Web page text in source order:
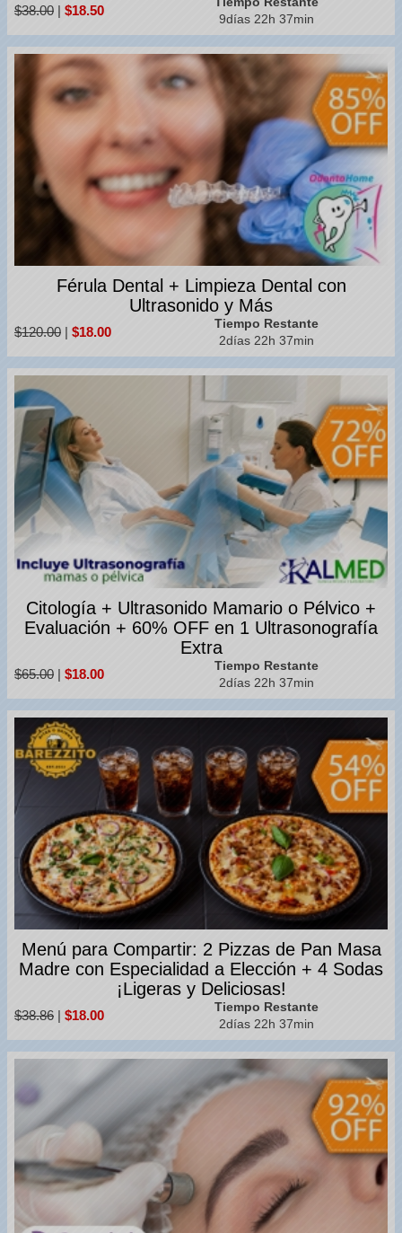
$38.00 | $18.50
9días 22h 37min
Férula Dental + Limpieza Dental con
Ultrasonido y Más
$120.00 | $18.00
Tiempo Restante
2días 22h 37min
Citología + Ultrasonido Mamario o Pélvico +
Evaluación + 60% OFF en 1 Ultrasonografía
Extra
$65.00 | $18.00
Tiempo Restante
2días 22h 37min
Menú para Compartir: 2 Pizzas de Pan Masa
Madre con Especialidad a Elección + 4 Sodas
¡Ligeras y Deliciosas!
$38.86 | $18.00
Tiempo Restante
2días 22h 37min